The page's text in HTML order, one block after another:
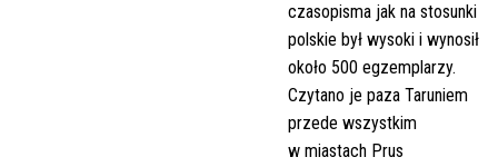
czasopisma jak na stosunki
polskie był wysoki i wynosił
około 500 egzemplarzy.
Czytano je paza Taruniem
przede wszystkim
w miastach Prus